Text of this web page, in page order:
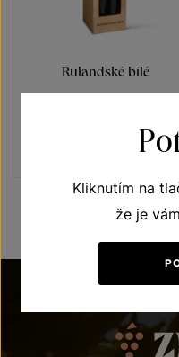
Rulandské bílé
Kliknutím na
že je